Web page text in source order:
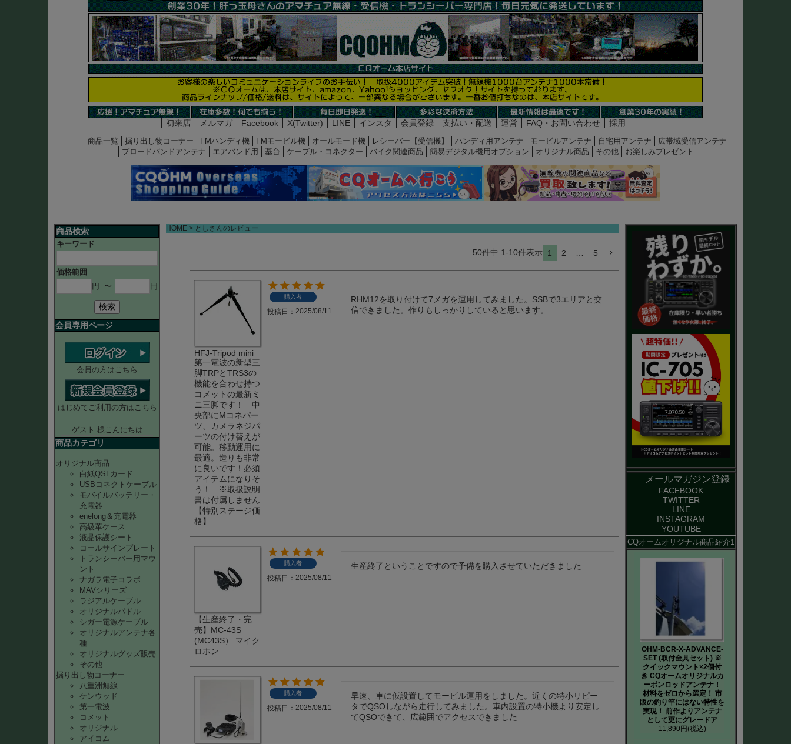
初来店 メルマガ Facebook X(Twitter) LINE インスタ 会員登録 支払い・配送 運営 FAQ・お問い合わせ 採用
商品一覧 掘り出し物コーナー FMハンディ機 FMモービル機 オールモード機 レシーバー【受信機】 ハンディ用アンテナ モービルアンテナ 自宅用アンテナ
広帯域受信アンテナ
ブロードバンドアンテナ
エアバンド用 基台 ケーブル・コネクター バイク関連商品 簡易デジタル機用オプション オリジナル商品 その他 お楽しみプレゼント
商品検索
キーワード
価格範囲
円
〜 円
検索
会員専用ページ
会員の方はこちら
はじめてご利用の方はこちら
ゲスト 様こんにちは
商品カテゴリ
オリジナル商品
白紙QSLカード
USBコネクトケーブル
モバイルバッテリー・
充電器
enelong＆充電器
高級革ケース
液晶保護シート
コールサインプレート
トランシーバー用マウ
ント
ナガラ電子コラボ
MAVシリーズ
ラジアルケーブル
オリジナルパドル
シガー電源ケーブル
オリジナルアンテナ各
種
オリジナルグッズ販売
その他
掘り出し物コーナー
八重洲無線
ケンウッド
第一電波
コメット
オリジナル
アイコム
HOME としさんのレビュー
50件中 1-10件表示 1 2 5
HFJ-Tripod mini
第一電波の新型三
脚TRPとTRS3の
機能を合わせ持つ
コメットの最新ミ
ニ三脚です！ 中
央部にMコネパー
ツ、カメラネジパ
ーツの付け替えが
可能。移動運用に
最適。造りも非常
に良いです！必須
アイテムになりそ
う！ ※取扱説明
書は付属しません
【特別ステージ価
格】
購入者
投稿日 2025/08/11
RHM12を取り付けて7メガを運用してみました。SSBで3エリアと交
信できました。作りもしっかりしていると思います。
【生産終了・完
売】MC-43S
(MC43S） マイク
ロホン
購入者
投稿日 2025/08/11
生産終了ということですので予備を購入させていただきました
購入者
投稿日 2025/08/11
早速、車に仮設置してモービル運用をしました。近くの特小リピー
タでQSOしながら走行してみました。車内設置の特小機より安定し
てQSOできて、広範囲でアクセスできました
メールマガジン登録
FACEBOOK
TWITTER
LINE
INSTAGRAM
YOUTUBE
CQオームオリジナル商品紹介1
OHM-BCR-X-ADVANCE-
SET (取付金具セット) ※
クイックマウント×2個付
き CQオームオリジナルカ
ーボンロッドアンテナ！
材料をゼロから選定！ 市
販の釣り竿にはない特性を
実現！ 前作よりアンテナ
として更にグレードア
11,890円(税込)